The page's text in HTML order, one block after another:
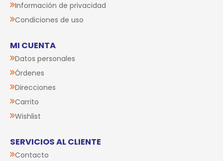
Información de privacidad
Condiciones de uso
MI CUENTA
Datos personales
Órdenes
Direcciones
Carrito
Wishlist
SERVICIOS AL CLIENTE
Contacto